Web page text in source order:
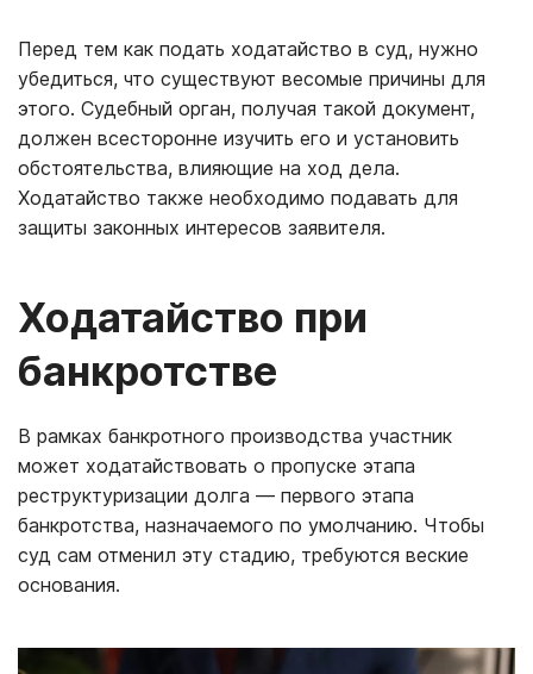
Перед тем как подать ходатайство в суд, нужно
убедиться, что существуют весомые причины для
этого. Судебный орган, получая такой документ,
должен всесторонне изучить его и установить
обстоятельства, влияющие на ход дела.
Ходатайство также необходимо подавать для
защиты законных интересов заявителя.
Ходатайство при
банкротстве
В рамках банкротного производства участник
может ходатайствовать о пропуске этапа
реструктуризации долга — первого этапа
банкротства, назначаемого по умолчанию. Чтобы
суд сам отменил эту стадию, требуются веские
основания.